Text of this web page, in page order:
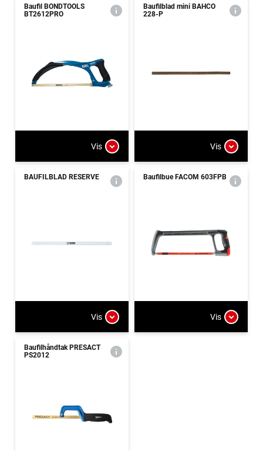
Baufil BONDTOOLS
BT2612PRO
Vis
Baufilblad mini BAHCO
228-P
Vis
BAUFILBLAD RESERVE
Vis
Baufilbue FACOM 603FPB
Vis
Baufilhåndtak PRESACT
PS2012